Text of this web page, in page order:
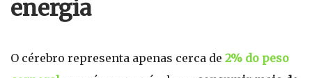
energia
O cérebro representa apenas cerca de 2% do peso